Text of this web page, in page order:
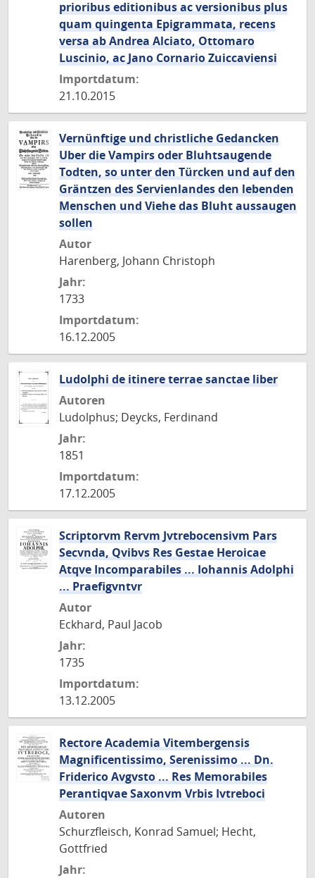
prioribus editionibus ac versionibus plus
quam quingenta Epigrammata, recens
versa ab Andrea Alciato, Ottomaro
Luscinio, ac Jano Cornario Zuiccaviensi
Importdatum:
21.10.2015
Vernünftige und christliche Gedancken
Uber die Vampirs oder Bluhtsaugende
Todten, so unter den Türcken und auf den
Gräntzen des Servienlandes den lebenden
Menschen und Viehe das Bluht aussaugen
sollen
Autor
Harenberg, Johann Christoph
Jahr:
1733
Importdatum:
16.12.2005
Ludolphi de itinere terrae sanctae liber
Autoren
Ludolphus; Deycks, Ferdinand
Jahr:
1851
Importdatum:
17.12.2005
Scriptorvm Rervm Jvtrebocensivm Pars
Secvnda, Qvibvs Res Gestae Heroicae
Atqve Incomparabiles ... Iohannis Adolphi
... Praefigvntvr
Autor
Eckhard, Paul Jacob
Jahr:
1735
Importdatum:
13.12.2005
Rectore Academia Vitembergensis
Magnificentissimo, Serenissimo ... Dn.
Friderico Avgvsto ... Res Memorabiles
Perantiqvae Saxonvm Vrbis Ivtreboci
Autoren
Schurzfleisch, Konrad Samuel; Hecht,
Gottfried
Jahr: